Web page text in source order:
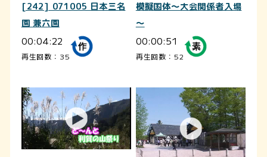
[242] 071005 日本三名
園 兼六園
00:04:22
再生回数：35
模擬国体～大会関係者入場
～
00:00:51
再生回数：52